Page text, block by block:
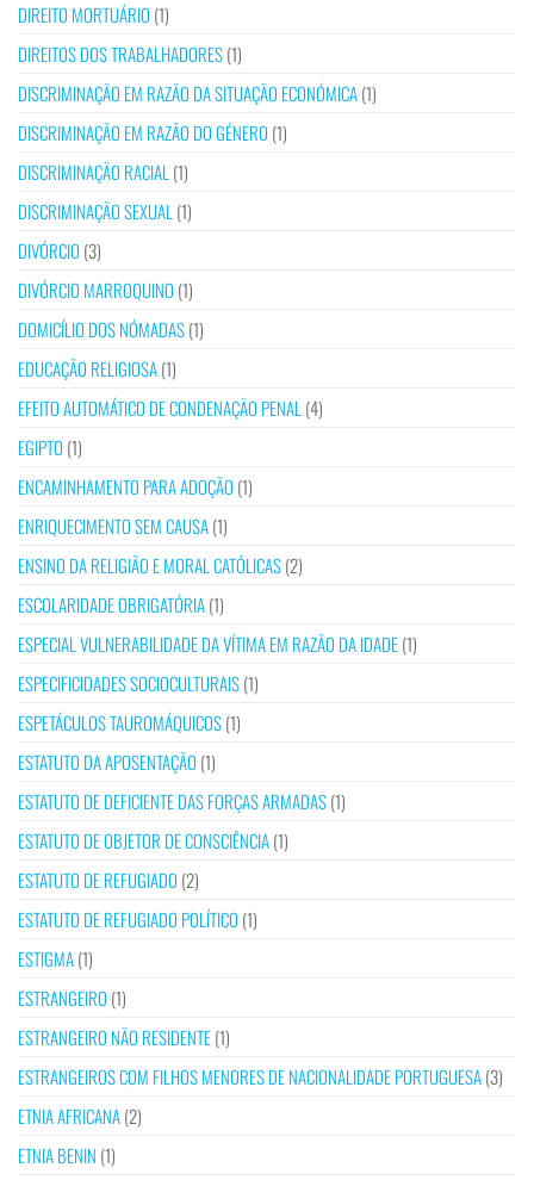
DIREITO MORTUÁRIO (1)
DIREITOS DOS TRABALHADORES(1)
DISCRIMINAÇÃO EM RAZÃO DA SITUAÇÃO ECONÓMICA(1)
DISCRIMINAÇÃO EM RAZÃO DO GÉNERO (1)
DISCRIMINAÇÃO RACIAL (1)
DISCRIMINAÇÃO SEXUAL (1)
DIVÓRCIO (3)
DIVÓRCIO MARROQUINO (1)
DOMICÍLIO DOS NÓMADAS(1)
EDUCAÇÃO RELIGIOSA(1)
EFEITO AUTOMÁTICO DE CONDENAÇÃO PENAL (4)
EGIPTO (1)
ENCAMINHAMENTO PARA ADOÇÃO (1)
ENRIQUECIMENTO SEM CAUSA(1)
ENSINO DA RELIGIÃO E MORAL CATÓLICAS(2)
ESCOLARIDADE OBRIGATÓRIA(1)
ESPECIAL VULNERABILIDADE DA VÍTIMA EM RAZÃO DA IDADE(1)
ESPECIFICIDADES SOCIOCULTURAIS(1)
ESPETÁCULOS TAUROMÁQUICOS(1)
ESTATUTO DA APOSENTAÇÃO (1)
ESTATUTO DE DEFICIENTE DAS FORÇAS ARMADAS(1)
ESTATUTO DE OBJETOR DE CONSCIÊNCIA(1)
ESTATUTO DE REFUGIADO (2)
ESTATUTO DE REFUGIADO POLÍTICO (1)
ESTIGMA(1)
ESTRANGEIRO (1)
ESTRANGEIRO NÃO RESIDENTE(1)
ESTRANGEIROS COM FILHOS MENORES DE NACIONALIDADE PORTUGUESA(3)
ETNIA AFRICANA(2)
ETNIA BENIN (1)